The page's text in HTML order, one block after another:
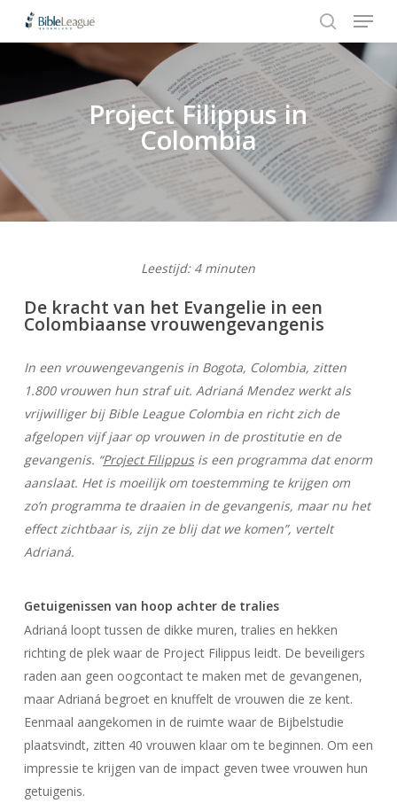
Hit enter to search or ESC to close
search
Menu
Project Filippus in
Colombia
Leestijd: 4 minuten
De kracht van het Evangelie in een
Colombiaanse vrouwengevangenis
In een vrouwengevangenis in Bogota, Colombia, zitten
1.800 vrouwen hun straf uit. Adrianá Mendez werkt als
vrijwilliger bij Bible League Colombia en richt zich de
afgelopen vijf jaar op vrouwen in de prostitutie en de
gevangenis. “Project Filippusis een programma dat enorm
aanslaat. Het is moeilijk om toestemming te krijgen om
zo’n programma te draaien in de gevangenis, maar nu het
effect zichtbaar is, zijn ze blij dat we komen”, vertelt
Adrianá.
Getuigenissen van hoop achter de tralies
Adrianá loopt tussen de dikke muren, tralies en hekken
richting de plek waar de Project Filippus leidt. De beveiligers
raden aan geen oogcontact te maken met de gevangenen,
maar Adrianá begroet en knuffelt de vrouwen die ze kent.
Eenmaal aangekomen in de ruimte waar de Bijbelstudie
plaatsvindt, zitten 40 vrouwen klaar om te beginnen. Om een
impressie te krijgen van de impact geven twee vrouwen hun
getuigenis.
Close
Menu